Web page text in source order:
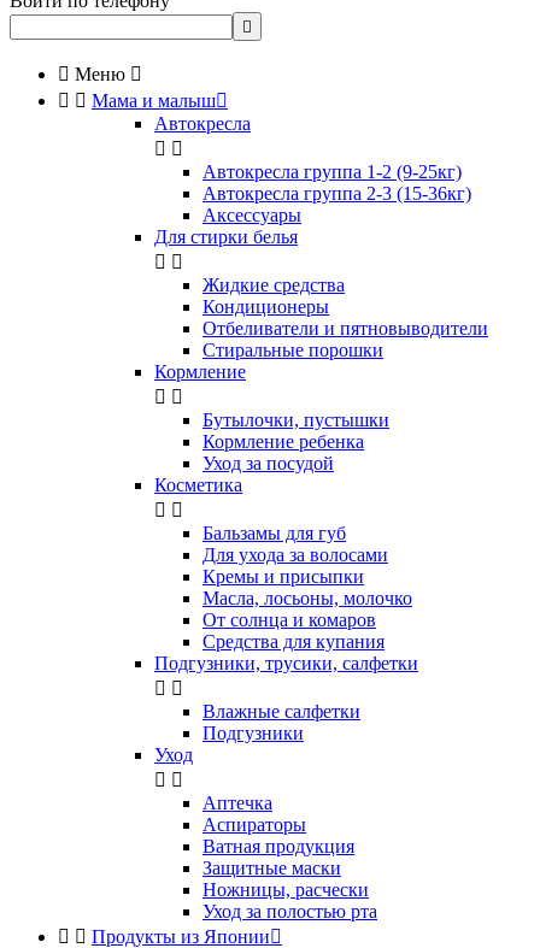

 Меню 
  Мама и малыш
Автокресла
 
Автокресла группа 1-2 (9-25кг)
Автокресла группа 2-3 (15-36кг)
Аксессуары
Для стирки белья
 
Жидкие средства
Кондиционеры
Отбеливатели и пятновыводители
Стиральные порошки
Кормление
 
Бутылочки, пустышки
Кормление ребенка
Уход за посудой
Косметика
 
Бальзамы для губ
Для ухода за волосами
Кремы и присыпки
Масла, лосьоны, молочко
От солнца и комаров
Средства для купания
Подгузники, трусики, салфетки
 
Влажные салфетки
Подгузники
Уход
 
Аптечка
Аспираторы
Ватная продукция
Защитные маски
Ножницы, расчески
Уход за полостью рта
  Продукты из Японии